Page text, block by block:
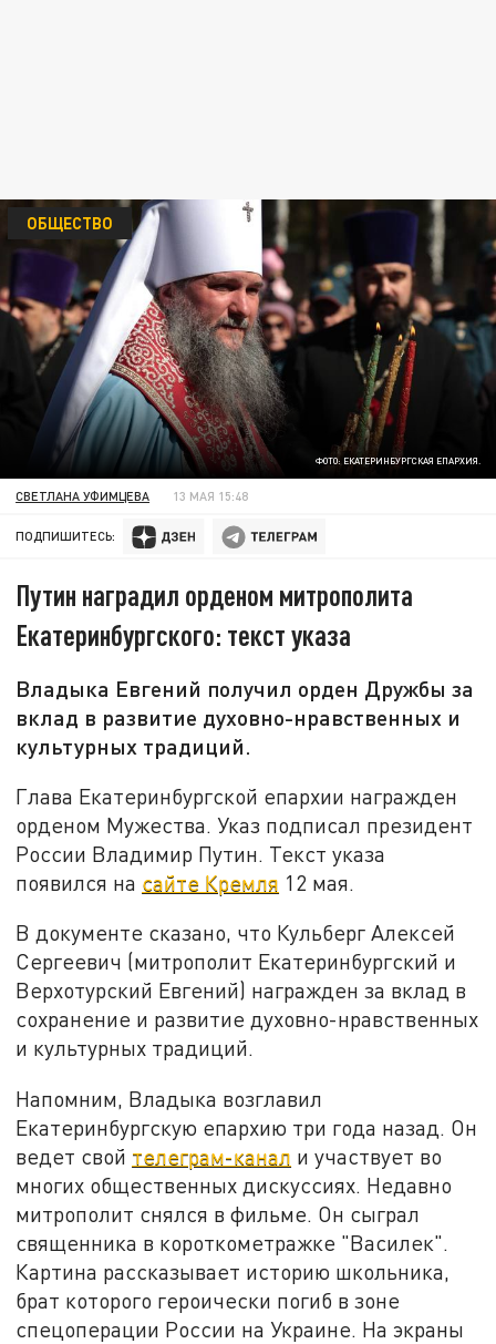
ФОТО: ЕКАТЕРИНБУРГСКАЯ ЕПАРХИЯ.
ОБЩЕСТВО
СВЕТЛАНА УФИМЦЕВА 13 МАЯ 15:48
ПОДПИШИТЕСЬ:
Путин наградил орденом митрополита
Екатеринбургского: текст указа
Владыка Евгений получил орден Дружбы за
вклад в развитие духовно-нравственных и
культурных традиций.
Глава Екатеринбургской епархии награжден
орденом Мужества. Указ подписал президент
России Владимир Путин. Текст указа
появился на сайте Кремля 12 мая.
В документе сказано, что Кульберг Алексей
Сергеевич (митрополит Екатеринбургский и
Верхотурский Евгений) награжден за вклад в
сохранение и развитие духовно-нравственных
и культурных традиций.
Напомним, Владыка возглавил
Екатеринбургскую епархию три года назад. Он
ведет свой телеграм-канал и участвует во
многих общественных дискуссиях. Недавно
митрополит снялся в фильме. Он сыграл
священника в короткометражке "Василек".
Картина рассказывает историю школьника,
брат которого героически погиб в зоне
спецоперации России на Украине. На экраны